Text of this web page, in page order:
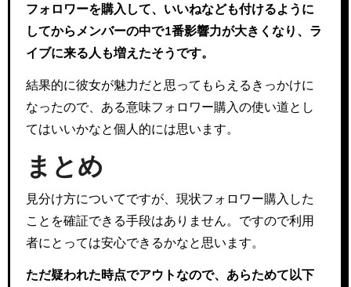
フォロワーを購入して、いいねなども付けるように
してからメンバーの中で1番影響力が大きくなり、ラ
イブに来る人も増えたそうです。
結果的に彼女が魅力だと思ってもらえるきっかけに
なったので、ある意味フォロワー購入の使い道とし
てはいいかなと個人的には思います。
まとめ
見分け方についてですが、現状フォロワー購入した
ことを確証できる手段はありません。ですので利用
者にとっては安心できるかなと思います。
ただ疑われた時点でアウトなので、あらためて以下